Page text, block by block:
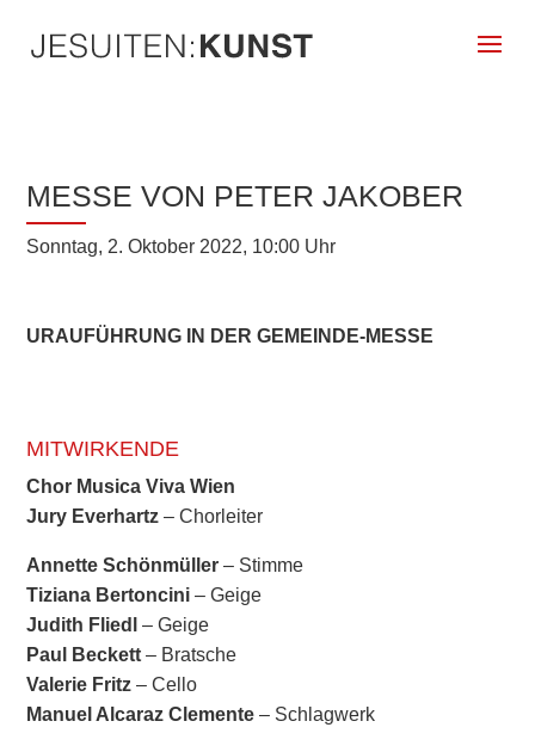
MESSE VON PETER JAKOBER
Sonntag, 2. Oktober 2022, 10:00 Uhr
URAUFÜHRUNG IN DER GEMEINDE-MESSE
MITWIRKENDE
Chor Musica Viva Wien
Jury Everhartz – Chorleiter
Annette Schönmüller – Stimme
Tiziana Bertoncini – Geige
Judith Fliedl
– Geige
Paul Beckett – Bratsche
Valerie Fritz – Cello
Manuel Alcaraz Clemente – Schlagwerk